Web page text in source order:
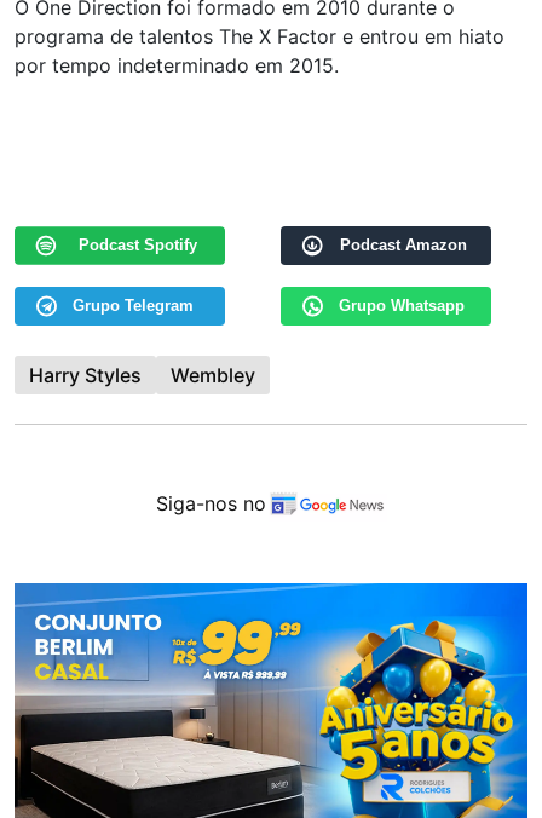
O One Direction foi formado em 2010 durante o
programa de talentos The X Factor e entrou em hiato
por tempo indeterminado em 2015.
Podcast Spotify Podcast Amazon
Grupo Telegram Grupo Whatsapp
Harry Styles Wembley
Siga-nos no